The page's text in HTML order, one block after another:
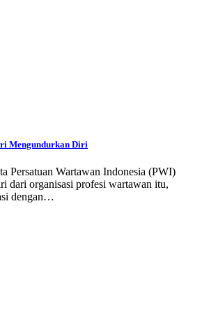
Mengundurkan Diri
Persatuan Wartawan Indonesia (PWI)
dari organisasi profesi wartawan itu,
dengan…